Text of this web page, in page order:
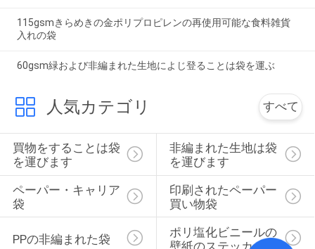
115gsmきらめきの金ポリプロピレンの再使用可能な食料雑貨
入れの袋
60gsm緑および非編まれた生地によじ登ることは袋を運ぶ
人気カテゴリ すべて
買物をすることは袋
を運びます
非編まれた生地は袋
を運びます
ペーパー・キャリア
袋
印刷されたペーパー
買い物袋
PPの非編まれた袋
ポリ塩化ビニールの
壁紙のステッカー